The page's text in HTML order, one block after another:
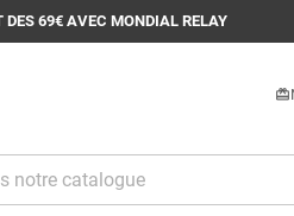
DES 69€ AVEC MONDIAL RELAY
card_giftcard